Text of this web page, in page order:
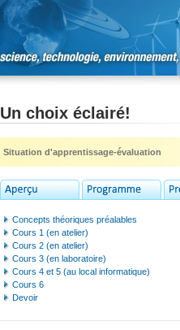
Un choix éclairé!
Situation d'apprentissage-évaluation
Concepts théoriques préalables
Cours 1 (en atelier)
Cours 2 (en atelier)
Cours 3 (en laboratoire)
Cours 4 et 5 (au local informatique)
Cours 6
Devoir